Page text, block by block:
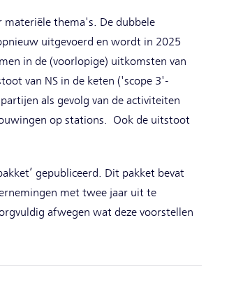
materiële thema's. De dubbele
uitgevoerd en wordt in 2025
in de (voorlopige) uitkomsten van
van NS in de keten ('scope 3'-
als gevolg van de activiteiten
op stations. Ook de uitstoot
gepubliceerd. Dit pakket bevat
met twee jaar uit te
afwegen wat deze voorstellen